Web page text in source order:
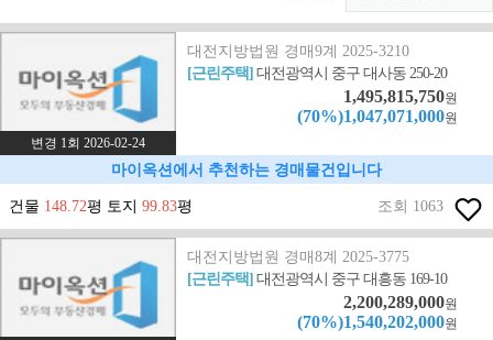
변경 1회 2026-02-24
대전지방법원 경매9계 2025-3210
[근린주택]대전광역시 중구 대사동 250-20
1,495,815,750원
(70%)1,047,071,000원
마이옥션에서 추천하는 경매물건입니다
건물 148.72평 토지 99.83평 조회 1063
대전지방법원 경매8계 2025-3775
[근린주택]대전광역시 중구 대흥동 169-10
2,200,289,000원
(70%)1,540,202,000원